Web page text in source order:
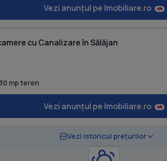
Vezi anunțul pe Imobiliare.ro
cu Canalizare în Sălăjan
mp teren
Vezi anunțul pe Imobiliare.ro
Vezi istoricul prețurilor